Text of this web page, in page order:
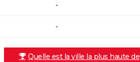
-
-
Quelle est la ville la plus haute de